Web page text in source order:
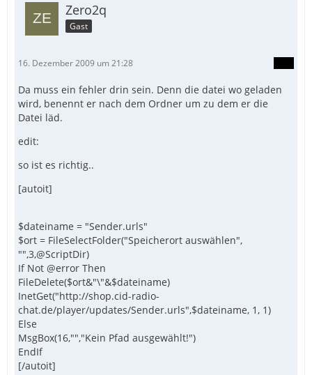
Zero2q
Gast
16. Dezember 2009 um 21:28
Da muss ein fehler drin sein. Denn die datei wo geladen
wird, benennt er nach dem Ordner um zu dem er die
Datei läd.
edit:
so ist es richtig..
[autoit]
$dateiname = "Sender.urls"
$ort = FileSelectFolder("Speicherort auswählen",
"",3,@ScriptDir)
If Not @error Then
FileDelete($ort&"\"&$dateiname)
InetGet("http://shop.cid-radio-
chat.de/player/updates/Sender.urls",$dateiname, 1, 1)
Else
MsgBox(16,"","Kein Pfad ausgewählt!")
EndIf
[/autoit]